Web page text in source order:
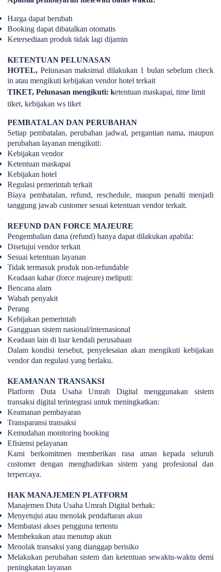
Harga dapat berubah
Booking dapat dibatalkan otomatis
Ketersediaan produk tidak lagi dijamin
KETENTUAN PELUNASAN
HOTEL, Pelunasan maksimal dilakukan 1 bulan sebelum check
in atau mengikuti kebijakan vendor hotel terkait
TIKET, Pelunasan mengikuti: ketentuan maskapai, time limit
tiket, kebijakan ws tiket
PEMBATALAN DAN PERUBAHAN
Setiap pembatalan, perubahan jadwal, pergantian nama, maupun
perubahan layanan mengikuti:
Kebijakan vendor
Ketentuan maskapai
Kebijakan hotel
Regulasi pemerintah terkait
Biaya pembatalan, refund, reschedule, maupun penalti menjadi
tanggung jawab customer sesuai ketentuan vendor terkait.
REFUND DAN FORCE MAJEURE
Pengembalian dana (refund) hanya dapat dilakukan apabila:
Disetujui vendor terkait
Sesuai ketentuan layanan
Tidak termasuk produk non-refundable
Keadaan kahar (force majeure) meliputi:
Bencana alam
Wabah penyakit
Perang
Kebijakan pemerintah
Gangguan sistem nasional/internasional
Keadaan lain di luar kendali perusahaan
Dalam kondisi tersebut, penyelesaian akan mengikuti kebijakan
vendor dan regulasi yang berlaku.
KEAMANAN TRANSAKSI
Platform Duta Usaha Umrah Digital menggunakan sistem
transaksi digital terintegrasi untuk meningkatkan:
Keamanan pembayaran
Transparansi transaksi
Kemudahan monitoring booking
Efisiensi pelayanan
Kami berkomitmen memberikan rasa aman kepada seluruh
customer dengan menghadirkan sistem yang profesional dan
terpercaya.
HAK MANAJEMEN PLATFORM
Manajemen Duta Usaha Umrah Digital berhak:
Menyetujui atau menolak pendaftaran akun
Membatasi akses pengguna tertentu
Membekukan atau menutup akun
Menolak transaksi yang dianggap berisiko
Melakukan perubahan sistem dan ketentuan sewaktu-waktu demi
peningkatan layanan